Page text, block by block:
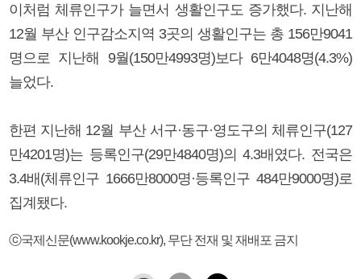
이처럼 체류인구가 늘면서 생활인구도 증가했다. 지난해
12월 부산 인구감소지역 3곳의 생활인구는 총 156만9041
명으로 지난해 9월(150만4993명)보다 6만4048명(4.3%)
늘었다.
한편 지난해 12월 부산 서구·동구·영도구의 체류인구(127
만4201명)는 등록인구(29만4840명)의 4.3배였다. 전국은
3.4배(체류인구 1666만8000명·등록인구 484만9000명)로
집계됐다.
ⓒ국제신문(www.kookje.co.kr), 무단 전재 및 재배포 금지